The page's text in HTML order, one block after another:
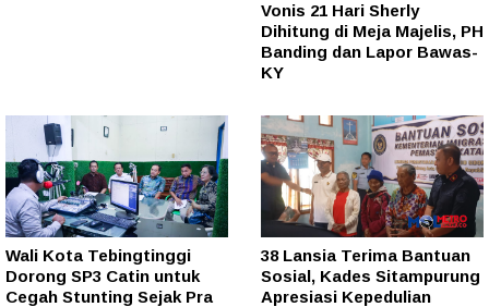
Vonis 21 Hari Sherly
Dihitung di Meja Majelis, PH
Banding dan Lapor Bawas-
KY
Wali Kota Tebingtinggi
Dorong SP3 Catin untuk
Cegah Stunting Sejak Pra
38 Lansia Terima Bantuan
Sosial, Kades Sitampurung
Apresiasi Kepedulian